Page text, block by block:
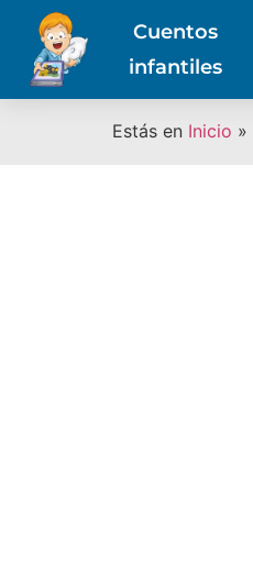
Cuentos
infantiles
Estás en Inicio »